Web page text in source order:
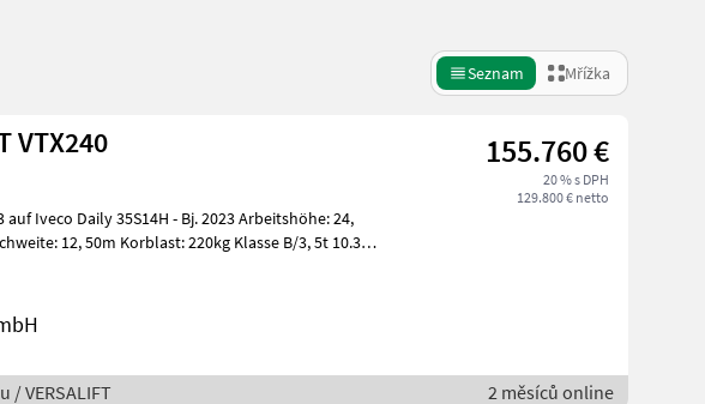
Seznam Mřížka
VTX240 155.760 €
20 % s DPH
129.800 € netto
auf Iveco Daily 35S14H - Bj. 2023 Arbeitshöhe: 24,
12, 50m Korblast: 220kg Klasse B/3, 5t 10.300
/ VERSALIFT 2 měsíců online